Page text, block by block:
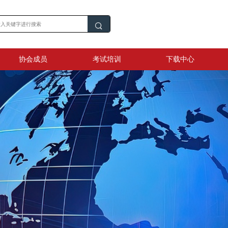
协会成员 考试培训 下载中心